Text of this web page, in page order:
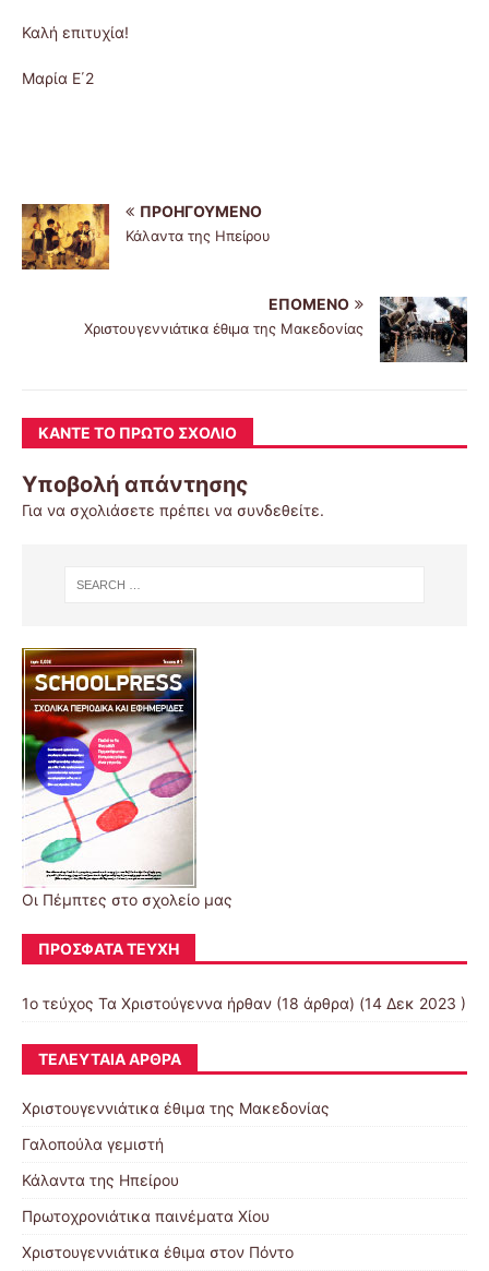
Καλή επιτυχία!
Μαρία Ε΄2
ΠΡΟΗΓΟΎΜΕΝΟ
Κάλαντα της Ηπείρου
ΕΠΌΜΕΝΟ
Χριστουγεννιάτικα έθιμα της Μακεδονίας
ΚΆΝΤΕ ΤΟ ΠΡΏΤΟ ΣΧΌΛΙΟ
Υποβολή απάντησης
Για να σχολιάσετε πρέπει να συνδεθείτε.
Οι Πέμπτες στο σχολείο μας
ΠΡΌΣΦΑΤΑ ΤΕΎΧΗ
1ο τεύχος Τα Χριστούγεννα ήρθαν (18 άρθρα) (14 Δεκ 2023 )
ΤΕΛΕΥΤΑΊΑ ΆΡΘΡΑ
Χριστουγεννιάτικα έθιμα της Μακεδονίας
Γαλοπούλα γεμιστή
Κάλαντα της Ηπείρου
Πρωτοχρονιάτικα παινέματα Χίου
Χριστουγεννιάτικα έθιμα στον Πόντο